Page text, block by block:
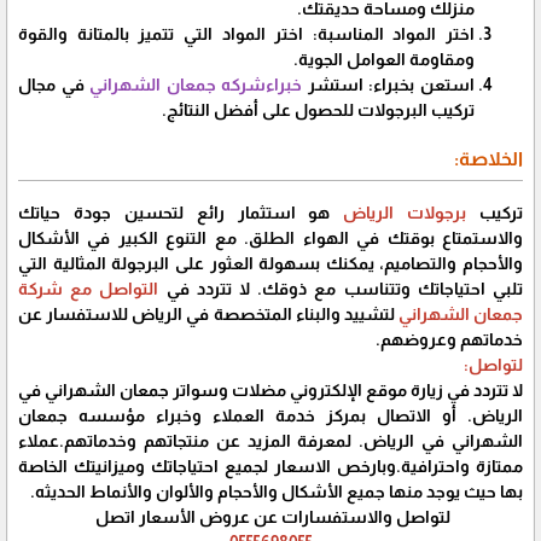
منزلك ومساحة حديقتك.
اختر المواد المناسبة: اختر المواد التي تتميز بالمتانة والقوة
ومقاومة العوامل الجوية.
استعن بخبراء: استشر خبراءشركه جمعان الشهراني في مجال
تركيب البرجولات للحصول على أفضل النتائج.
الخلاصة:
تركيب برجولات الرياض هو استثمار رائع لتحسين جودة حياتك
والاستمتاع بوقتك في الهواء الطلق. مع التنوع الكبير في الأشكال
والأحجام والتصاميم، يمكنك بسهولة العثور على البرجولة المثالية التي
تلبي احتياجاتك وتتناسب مع ذوقك. لا تتردد في التواصل مع شركة
جمعان الشهراني لتشييد والبناء المتخصصة في الرياض للاستفسار عن
خدماتهم وعروضهم.
لتواصل:
لا تتردد في زيارة موقع الإلكتروني مضلات وسواتر جمعان الشهراني في
الرياض. أو الاتصال بمركز خدمة العملاء وخبراء مؤسسه جمعان
الشهراني في الرياض. لمعرفة المزيد عن منتجاتهم وخدماتهم.عملاء
ممتازة واحترافية.وبارخص الاسعار لجميع احتياجاتك وميزانيتك الخاصة
بها حيث يوجد منها جميع الأشكال والأحجام والألوان والأنماط الحديثه.
لتواصل والاستفسارات عن عروض الأسعار اتصل